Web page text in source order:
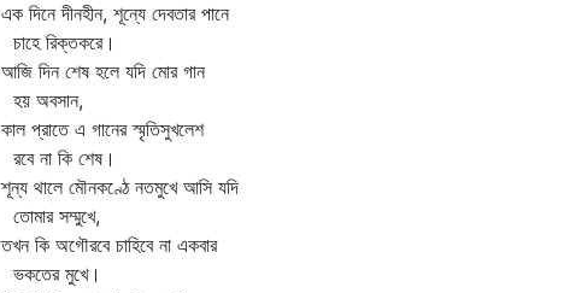
এক দিনে দীনহীন, শূন্যে দেবতার পানে
চাহে রিক্তকরে।
আজি দিন শেষ হলে যদি মোর গান
হয় অবসান,
কাল প্রাতে এ গানের স্মৃতিসুখলেশ
রবে না কি শেষ।
শূন্য থালে মৌনকণ্ঠে নতমুখে আসি যদি
তোমার সম্মুখে,
তখন কি অগৌরবে চাহিবে না একবার
ভকতের মুখে।